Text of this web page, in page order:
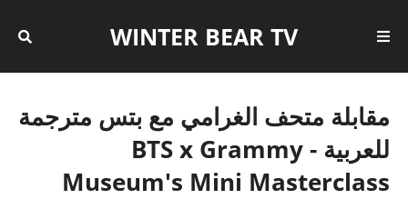
WINTER BEAR TV
مقابلة متحف الغرامي مع بتس مترجمة
للعربية - BTS x Grammy
Museum's Mini Masterclass